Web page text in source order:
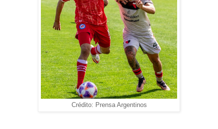
Crédito: Prensa Argentinos